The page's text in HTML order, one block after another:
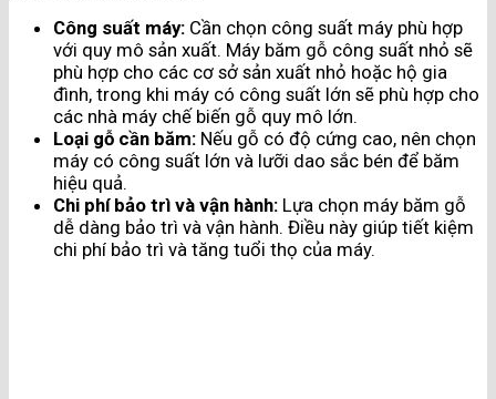
Công suất máy: Cần chọn công suất máy phù hợp
với quy mô sản xuất. Máy băm gỗ công suất nhỏ sẽ
phù hợp cho các cơ sở sản xuất nhỏ hoặc hộ gia
đình, trong khi máy có công suất lớn sẽ phù hợp cho
các nhà máy chế biến gỗ quy mô lớn.
Loại gỗ cần băm: Nếu gỗ có độ cứng cao, nên chọn
máy có công suất lớn và lưỡi dao sắc bén để băm
hiệu quả.
Chi phí bảo trì và vận hành: Lựa chọn máy băm gỗ
dễ dàng bảo trì và vận hành. Điều này giúp tiết kiệm
chi phí bảo trì và tăng tuổi thọ của máy.